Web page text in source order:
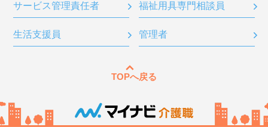
サービス管理責任者 福祉用具専門相談員
生活支援員 管理者
TOPへ戻る